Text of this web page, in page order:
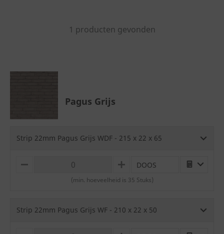
1 producten gevonden
Pagus Grijs
Strip 22mm Pagus Grijs WDF - 215 x 22 x 65
M
P
L
U
DOOS
(min. hoeveelheid is 35 Stuks)
Strip 22mm Pagus Grijs WF - 210 x 22 x 50